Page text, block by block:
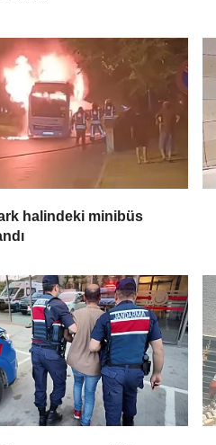
halindeki minibüs